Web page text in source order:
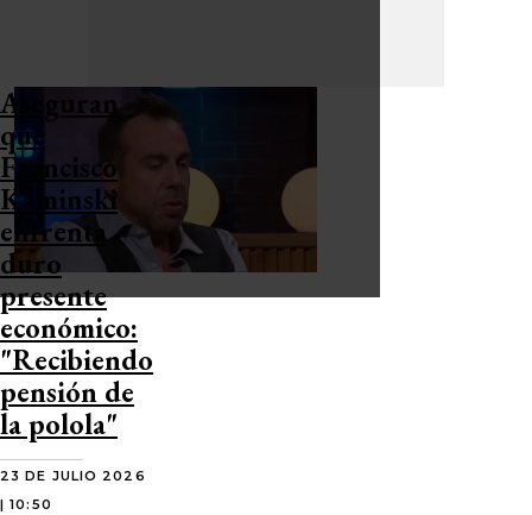
Aseguran
que
Francisco
Kaminski
enfrenta
duro
presente
económico:
"Recibiendo
pensión de
la polola"
23 DE JULIO 2026
| 10:50